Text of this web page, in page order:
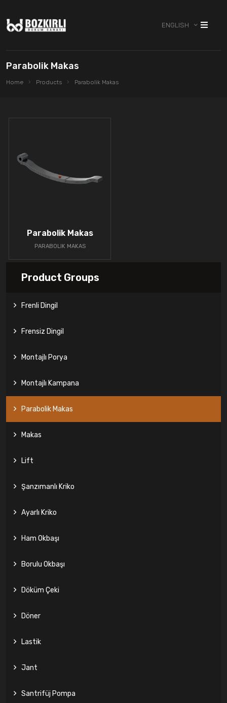
ENGLISH
Parabolik Makas
Home Products Parabolik Makas
Parabolik Makas
PARABOLIK MAKAS
Product Groups
Frenli Dingil
Frensiz Dingil
Montajlı Porya
Montajlı Kampana
Parabolik Makas
Makas
Lift
Şanzımanlı Kriko
Ayarlı Kriko
Ham Okbaşı
Borulu Okbaşı
Döküm Çeki
Döner
Lastik
Jant
Santrifüj Pompa